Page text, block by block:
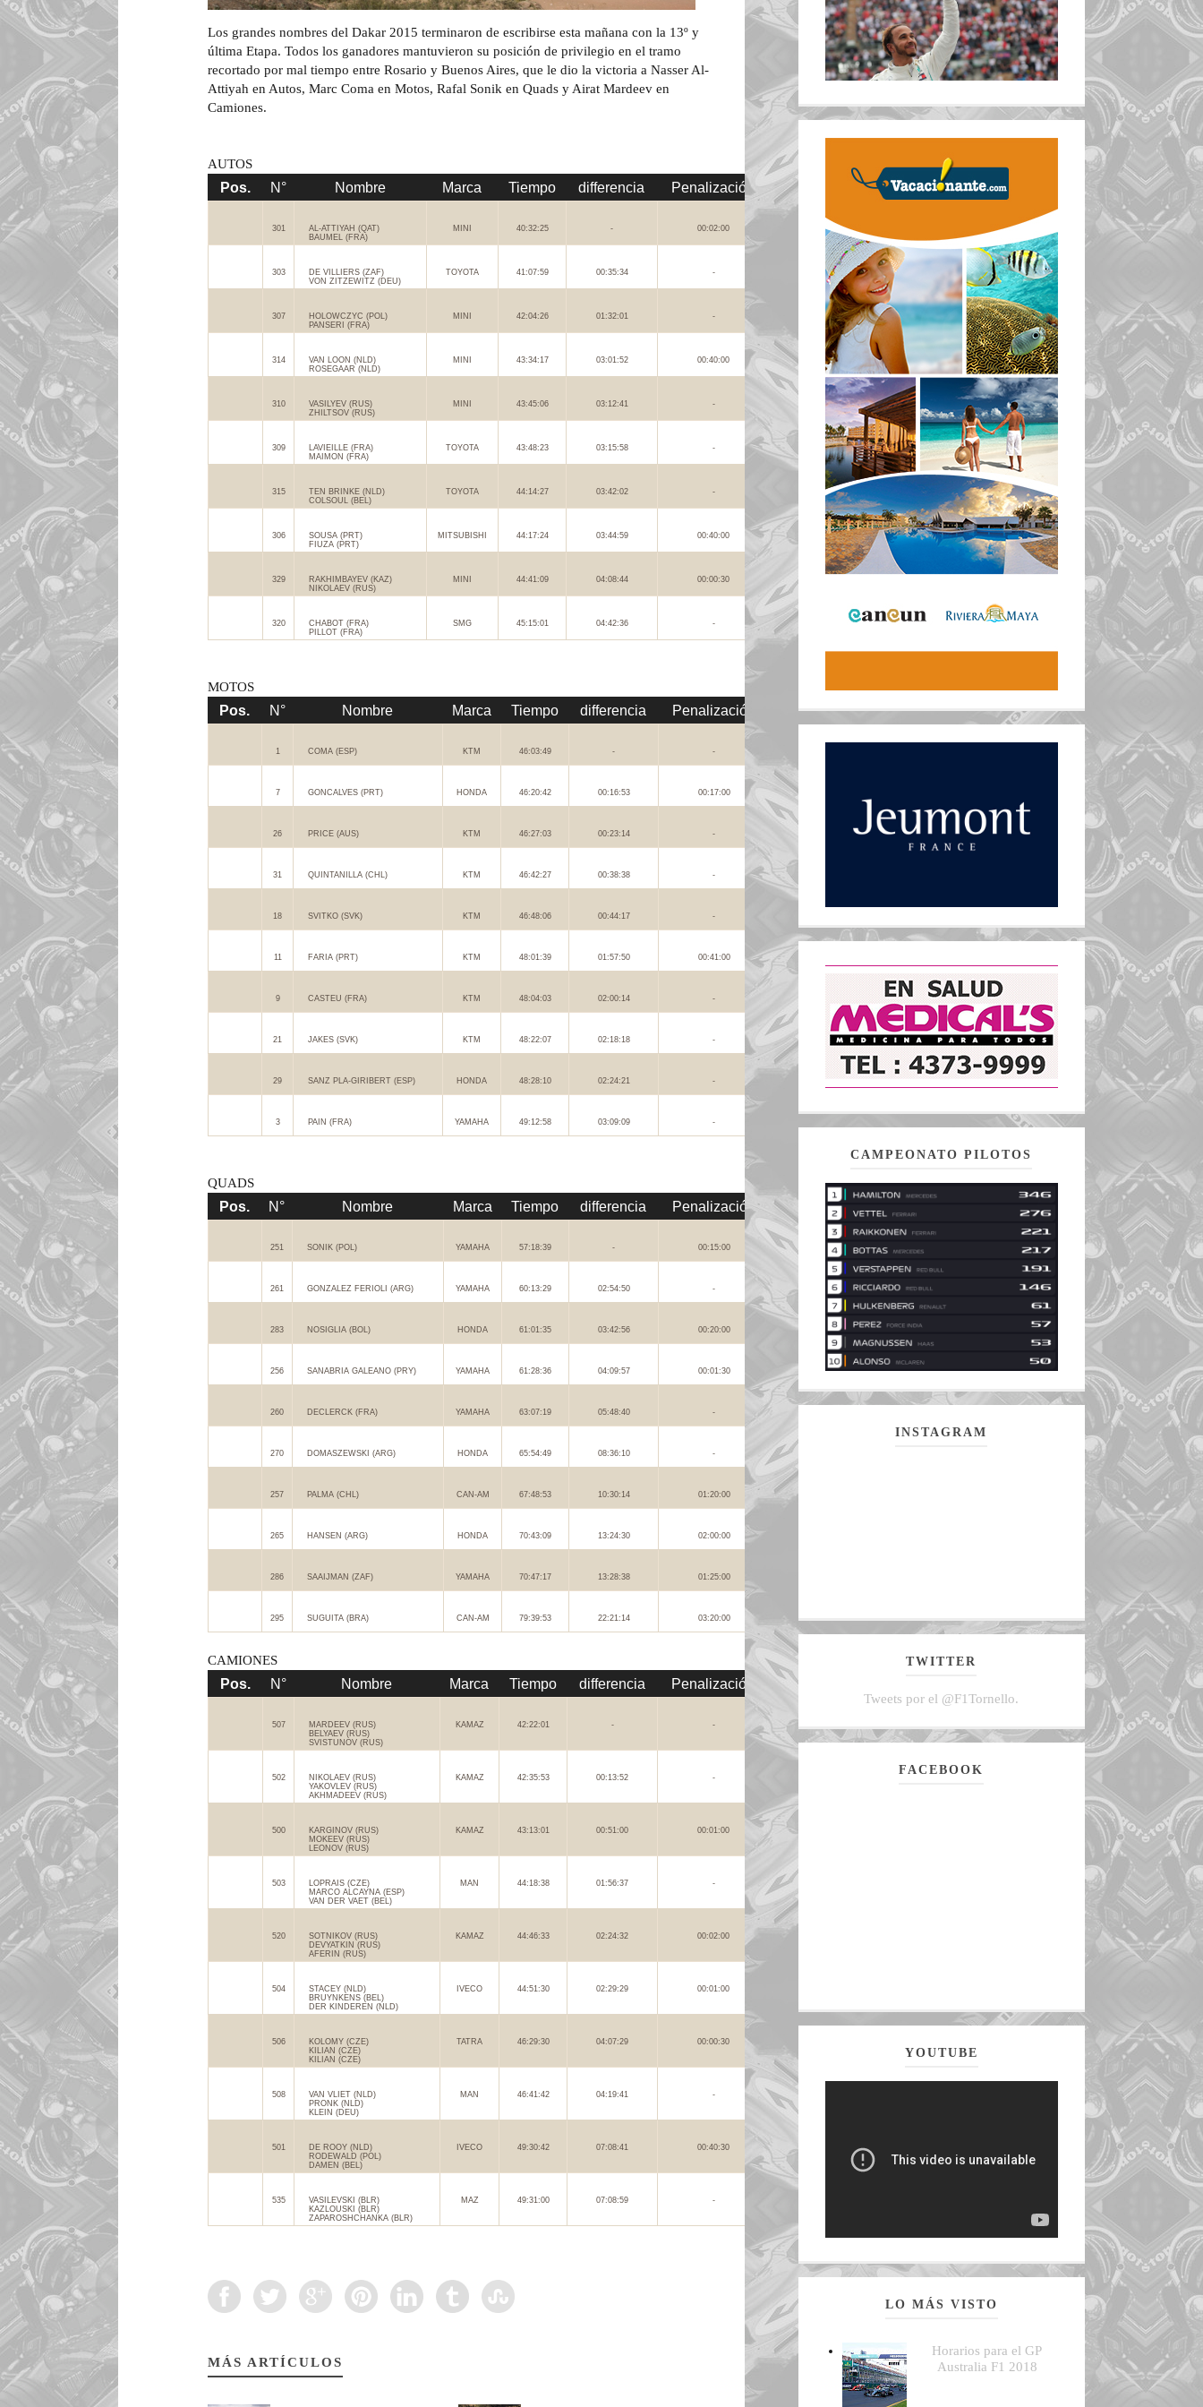
Los grandes nombres del Dakar 2015 terminaron de escribirse esta mañana con la 13º y
última Etapa. Todos los ganadores mantuvieron su posición de privilegio en el tramo
recortado por mal tiempo entre Rosario y Buenos Aires, que le dio la victoria a Nasser Al-
Attiyah en Autos, Marc Coma en Motos, Rafal Sonik en Quads y Airat Mardeev en
Camiones.
AUTOS
Pos. N° Nombre Marca Tiempo differencia Penalización
301
AL-ATTIYAH (QAT)
BAUMEL (FRA)
MINI 40:32:25 - 00:02:00
303
DE VILLIERS (ZAF)
VON ZITZEWITZ (DEU)
TOYOTA 41:07:59 00:35:34 -
307
HOLOWCZYC (POL)
PANSERI (FRA)
MINI 42:04:26 01:32:01 -
314
VAN LOON (NLD)
ROSEGAAR (NLD)
MINI 43:34:17 03:01:52 00:40:00
310
VASILYEV (RUS)
ZHILTSOV (RUS)
MINI 43:45:06 03:12:41 -
309
LAVIEILLE (FRA)
MAIMON (FRA)
TOYOTA 43:48:23 03:15:58 -
315
TEN BRINKE (NLD)
COLSOUL (BEL)
TOYOTA 44:14:27 03:42:02 -
306
SOUSA (PRT)
FIUZA (PRT)
MITSUBISHI 44:17:24 03:44:59 00:40:00
329
RAKHIMBAYEV (KAZ)
NIKOLAEV (RUS)
MINI 44:41:09 04:08:44 00:00:30
320
CHABOT (FRA)
PILLOT (FRA)
SMG 45:15:01 04:42:36 -
MOTOS
Pos. N° Nombre Marca Tiempo differencia Penalización
1 COMA (ESP) KTM 46:03:49 - -
7 GONCALVES (PRT) HONDA 46:20:42 00:16:53 00:17:00
26 PRICE (AUS) KTM 46:27:03 00:23:14 -
31 QUINTANILLA (CHL) KTM 46:42:27 00:38:38 -
18 SVITKO (SVK) KTM 46:48:06 00:44:17 -
11 FARIA (PRT) KTM 48:01:39 01:57:50 00:41:00
9 CASTEU (FRA) KTM 48:04:03 02:00:14 -
21 JAKES (SVK) KTM 48:22:07 02:18:18 -
29 SANZ PLA-GIRIBERT (ESP) HONDA 48:28:10 02:24:21 -
3 PAIN (FRA) YAMAHA 49:12:58 03:09:09 -
QUADS
Pos. N° Nombre Marca Tiempo differencia Penalización
251 SONIK (POL) YAMAHA 57:18:39 - 00:15:00
261 GONZALEZ FERIOLI (ARG) YAMAHA 60:13:29 02:54:50 -
283 NOSIGLIA (BOL) HONDA 61:01:35 03:42:56 00:20:00
256 SANABRIA GALEANO (PRY) YAMAHA 61:28:36 04:09:57 00:01:30
260 DECLERCK (FRA) YAMAHA 63:07:19 05:48:40 -
270 DOMASZEWSKI (ARG) HONDA 65:54:49 08:36:10 -
257 PALMA (CHL) CAN-AM 67:48:53 10:30:14 01:20:00
265 HANSEN (ARG) HONDA 70:43:09 13:24:30 02:00:00
286 SAAIJMAN (ZAF) YAMAHA 70:47:17 13:28:38 01:25:00
295 SUGUITA (BRA) CAN-AM 79:39:53 22:21:14 03:20:00
CAMIONES
Pos. N° Nombre Marca Tiempo differencia Penalización
507
MARDEEV (RUS)
BELYAEV (RUS)
SVISTUNOV (RUS)
KAMAZ 42:22:01 - -
502
NIKOLAEV (RUS)
YAKOVLEV (RUS)
AKHMADEEV (RUS)
KAMAZ 42:35:53 00:13:52 -
500
KARGINOV (RUS)
MOKEEV (RUS)
LEONOV (RUS)
KAMAZ 43:13:01 00:51:00 00:01:00
503
LOPRAIS (CZE)
MARCO ALCAYNA (ESP)
VAN DER VAET (BEL)
MAN 44:18:38 01:56:37 -
520
SOTNIKOV (RUS)
DEVYATKIN (RUS)
AFERIN (RUS)
KAMAZ 44:46:33 02:24:32 00:02:00
504
STACEY (NLD)
BRUYNKENS (BEL)
DER KINDEREN (NLD)
IVECO 44:51:30 02:29:29 00:01:00
506
KOLOMY (CZE)
KILIAN (CZE)
KILIAN (CZE)
TATRA 46:29:30 04:07:29 00:00:30
508
VAN VLIET (NLD)
PRONK (NLD)
KLEIN (DEU)
MAN 46:41:42 04:19:41 -
501
DE ROOY (NLD)
RODEWALD (POL)
DAMEN (BEL)
IVECO 49:30:42 07:08:41 00:40:30
535
VASILEVSKI (BLR)
KAZLOUSKI (BLR)
ZAPAROSHCHANKA (BLR)
MAZ 49:31:00 07:08:59 -
MÁS ARTÍCULOS
CAMPEONATO PILOTOS
INSTAGRAM
TWITTER
Tweets por el @F1Tornello.
FACEBOOK
YOUTUBE
LO MÁS VISTO
Horarios para el GP
Australia F1 2018